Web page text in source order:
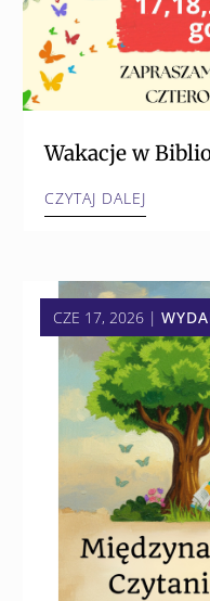
Wakacje w
CZYTAJ DALEJ
CZE 17, 2026 |